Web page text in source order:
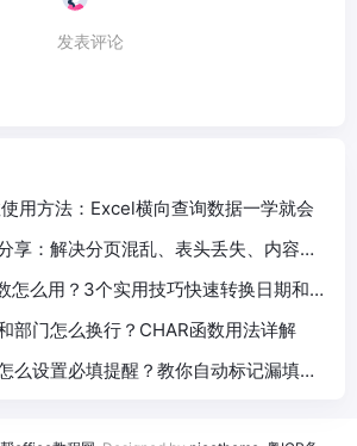
发表评论
用方法：Excel横向查询数据一学就会
享：解决分页混乱、表头丢失、内容截
怎么用？3个实用技巧快速转换日期和数
部门怎么换行？CHAR函数用法详解
么设置必填提醒？教你自动标记漏填数